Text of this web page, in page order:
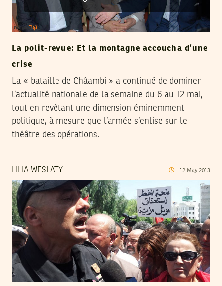
La polit-revue: Et la montagne accoucha d’une
crise
La « bataille de Châambi » a continué de dominer
l’actualité nationale de la semaine du 6 au 12 mai,
tout en revêtant une dimension éminemment
politique, à mesure que l’armée s’enlise sur le
théâtre des opérations.
LILIA WESLATY 12 May 2013